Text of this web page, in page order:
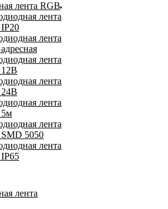
лента RGB
лента
лента
лента
лента
лента
лента
5050
лента
лента